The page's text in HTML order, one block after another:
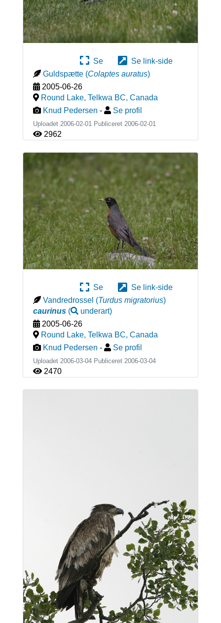
Se
Se link-side
Guldspætte (Colaptes auratus)
2005-06-26
Round Lake, Telkwa BC, Canada
Knud Pedersen - Se profil
Uploadet 2006-02-01 Publiceret 2006-02-01
2962
Se
Se link-side
Vandredrossel (Turdus migratorius)
caurinus( underart)
2005-06-26
Round Lake, Telkwa BC, Canada
Knud Pedersen - Se profil
Uploadet 2006-03-04 Publiceret 2006-03-04
2470